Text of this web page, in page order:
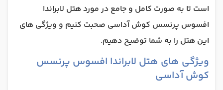
است تا به صورت کامل و جامع در مورد هتل لابراندا
افسوس پرنسس کوش آداسی صحبت کنیم و ویژگی های
این هتل را به شما توضیح دهیم.
ویژگی های هتل لابراندا افسوس پرنسس
کوش آداسی